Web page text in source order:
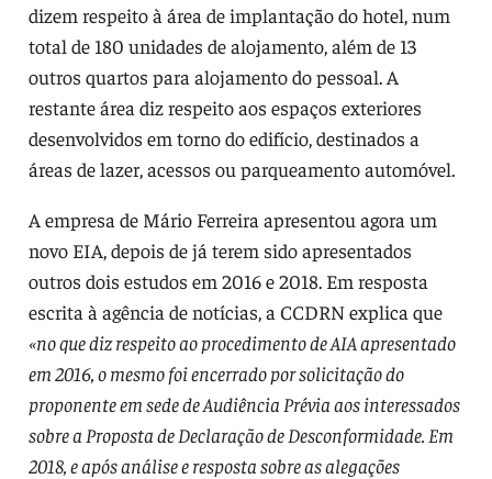
dizem respeito à área de implantação do hotel, num
total de 180 unidades de alojamento, além de 13
outros quartos para alojamento do pessoal. A
restante área diz respeito aos espaços exteriores
desenvolvidos em torno do edifício, destinados a
áreas de lazer, acessos ou parqueamento automóvel.
A empresa de Mário Ferreira apresentou agora um
novo EIA, depois de já terem sido apresentados
outros dois estudos em 2016 e 2018. Em resposta
escrita à agência de notícias, a CCDRN explica que
«no que diz respeito ao procedimento de AIA apresentado
em 2016, o mesmo foi encerrado por solicitação do
proponente em sede de Audiência Prévia aos interessados
sobre a Proposta de Declaração de Desconformidade. Em
2018, e após análise e resposta sobre as alegações